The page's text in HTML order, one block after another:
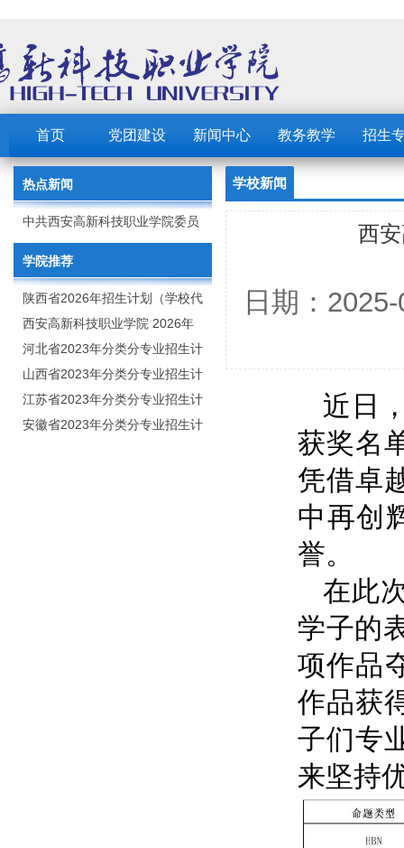
首页 党团建设 新闻中心 教务教学 招生
热点新闻
中共西安高新科技职业学院委员
会 2023年党建工作要点
学院推荐
陕西省2026年招生计划（学校代
码：8103）
西安高新科技职业学院 2026年
招生章程
河北省2023年分类分专业招生计
划（院校代号：1889）
山西省2023年分类分专业招生计
划（院校代号：5560）
江苏省2023年分类分专业招生计
划（院校代号：8931）
安徽省2023年分类分专业招生计
学校新闻
西
日期：
近日
获奖名
凭借卓
中再创
誉。
在此
学子的
项作品
作品获
子们专
来坚持